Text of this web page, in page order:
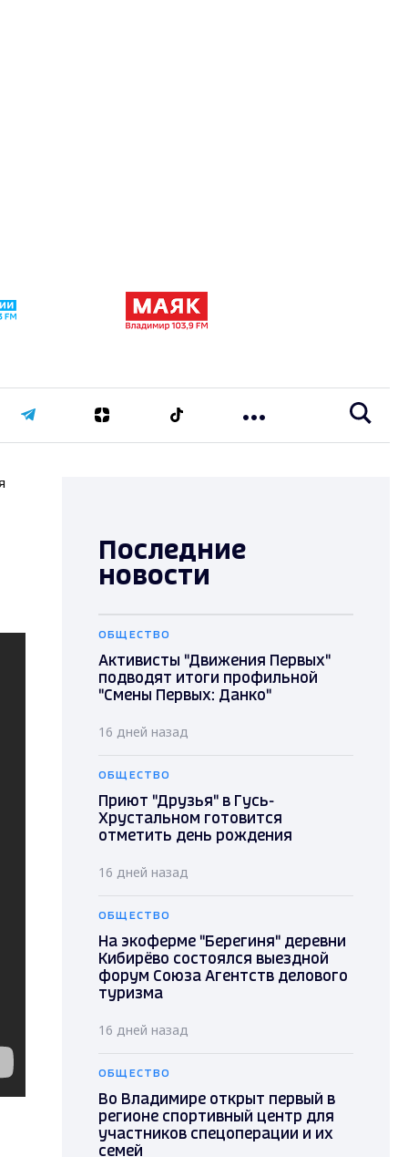
Последние
новости
ОБЩЕСТВО
Активисты "Движения Первых"
подводят итоги профильной
"Смены Первых: Данко"
16 дней назад
ОБЩЕСТВО
Приют "Друзья" в Гусь-
Хрустальном готовится
отметить день рождения
16 дней назад
ОБЩЕСТВО
На экоферме "Берегиня" деревни
Кибирёво состоялся выездной
форум Союза Агентств делового
туризма
16 дней назад
ОБЩЕСТВО
Во Владимире открыт первый в
регионе спортивный центр для
участников спецоперации и их
семей